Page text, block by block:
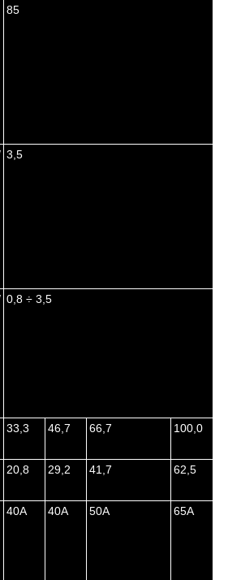
85
3,5
0,8 ÷ 3,5
33,3 46,7 66,7 100,0
20,8 29,2 41,7 62,5
40А 40А 50А 65А